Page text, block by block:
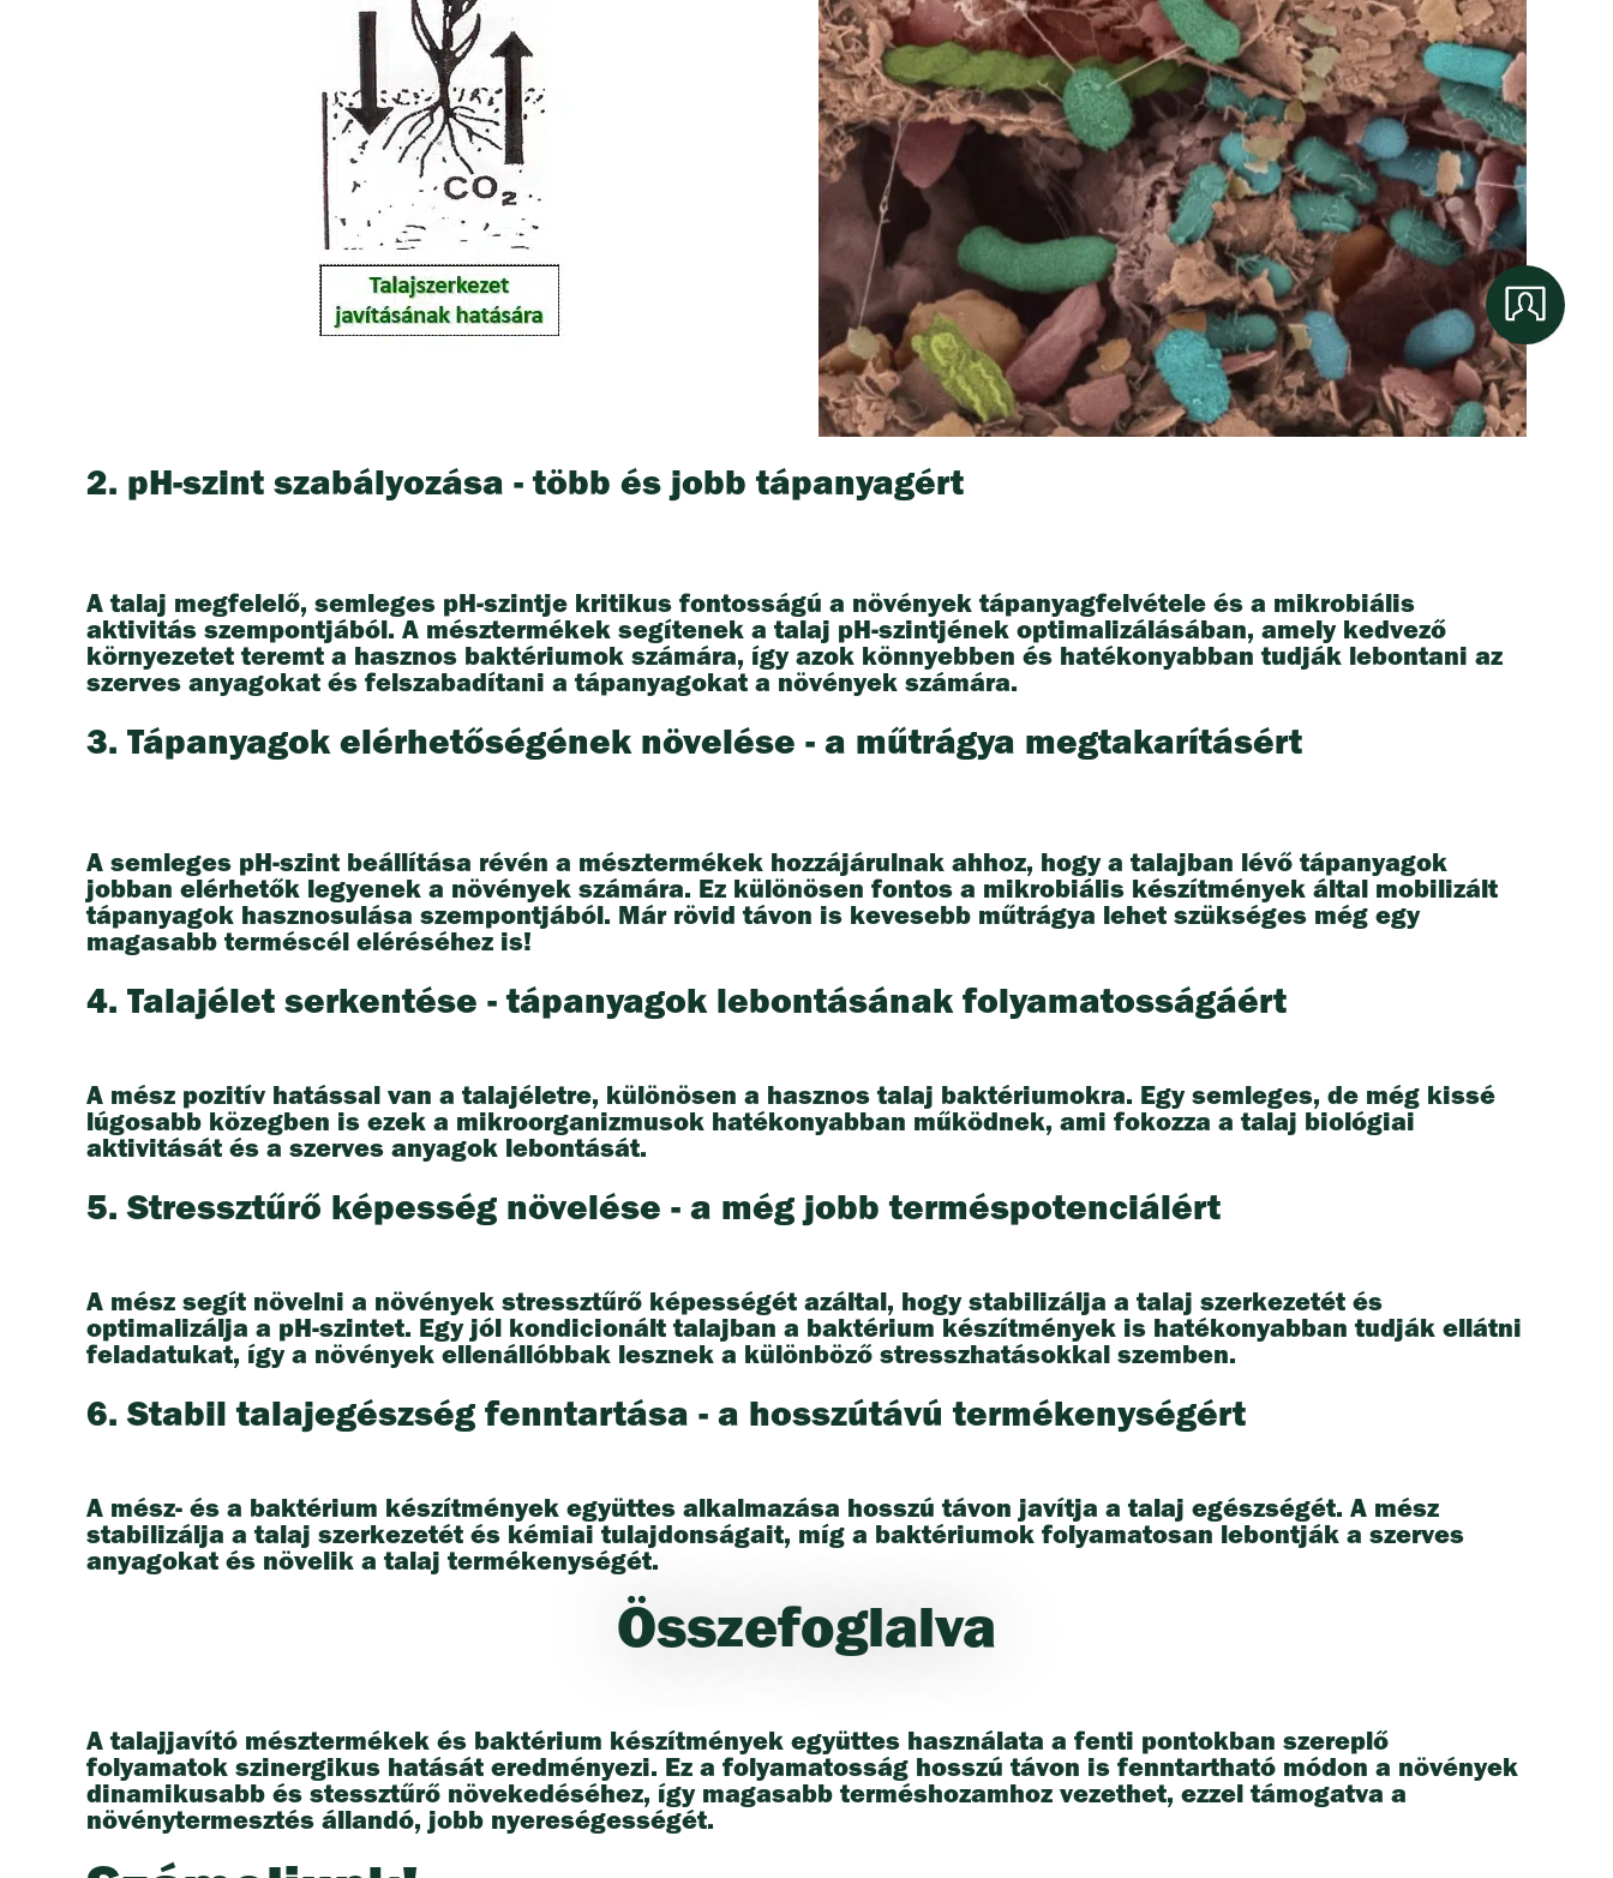
2. pH-szint szabályozása - több és jobb tápanyagért
A talaj megfelelő, semleges pH-szintje kritikus fontosságú a növények tápanyagfelvétele és a mikrobiális
aktivitás szempontjából. A mésztermékek segítenek a talaj pH-szintjének optimalizálásában, amely kedvező
környezetet teremt a hasznos baktériumok számára, így azok könnyebben és hatékonyabban tudják lebontani az
szerves anyagokat és felszabadítani a tápanyagokat a növények számára.
3. Tápanyagok elérhetőségének növelése - a műtrágya megtakarításért
A semleges pH-szint beállítása révén a mésztermékek hozzájárulnak ahhoz, hogy a talajban lévő tápanyagok
jobban elérhetők legyenek a növények számára. Ez különösen fontos a mikrobiális készítmények által mobilizált
tápanyagok hasznosulása szempontjából. Már rövid távon is kevesebb műtrágya lehet szükséges még egy
magasabb terméscél eléréséhez is!
4. Talajélet serkentése - tápanyagok lebontásának folyamatosságáért
A mész pozitív hatással van a talajéletre, különösen a hasznos talaj baktériumokra. Egy semleges, de még kissé
lúgosabb közegben is ezek a mikroorganizmusok hatékonyabban működnek, ami fokozza a talaj biológiai
aktivitását és a szerves anyagok lebontását.
5. Stressztűrő képesség növelése - a még jobb terméspotenciálért
A mész segít növelni a növények stressztűrő képességét azáltal, hogy stabilizálja a talaj szerkezetét és
optimalizálja a pH-szintet. Egy jól kondicionált talajban a baktérium készítmények is hatékonyabban tudják ellátni
feladatukat, így a növények ellenállóbbak lesznek a különböző stresszhatásokkal szemben.
6. Stabil talajegészség fenntartása - a hosszútávú termékenységért
A mész- és a baktérium készítmények együttes alkalmazása hosszú távon javítja a talaj egészségét. A mész
stabilizálja a talaj szerkezetét és kémiai tulajdonságait, míg a baktériumok folyamatosan lebontják a szerves
anyagokat és növelik a talaj termékenységét.
Összefoglalva
A talajjavító mésztermékek és baktérium készítmények együttes használata a fenti pontokban szereplő
folyamatok szinergikus hatását eredményezi. Ez a folyamatosság hosszú távon is fenntartható módon a növények
dinamikusabb és stessztűrő növekedéséhez, így magasabb terméshozamhoz vezethet, ezzel támogatva a
növénytermesztés állandó, jobb nyereségességét.